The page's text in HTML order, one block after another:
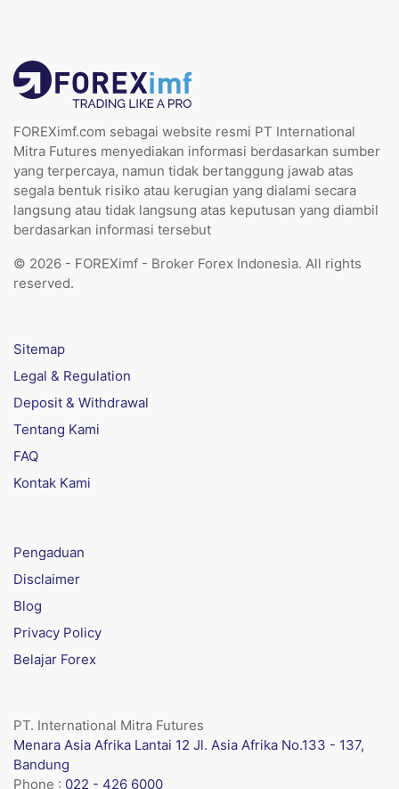
FOREXimf.com sebagai website resmi PT International
Mitra Futures menyediakan informasi berdasarkan sumber
yang terpercaya, namun tidak bertanggung jawab atas
segala bentuk risiko atau kerugian yang dialami secara
langsung atau tidak langsung atas keputusan yang diambil
berdasarkan informasi tersebut
© 2026 - FOREXimf - Broker Forex Indonesia. All rights
reserved.
Sitemap
Legal & Regulation
Deposit & Withdrawal
Tentang Kami
FAQ
Kontak Kami
Pengaduan
Disclaimer
Blog
Privacy Policy
Belajar Forex
PT. International Mitra Futures
Menara Asia Afrika Lantai 12 Jl. Asia Afrika No.133 - 137,
Bandung
Phone : 022 - 426 6000